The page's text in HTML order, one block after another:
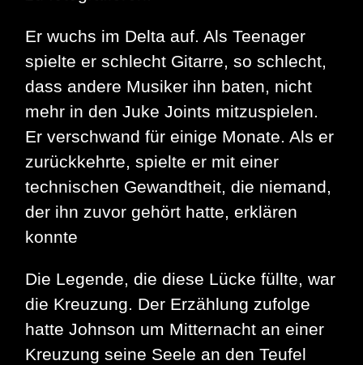
Er wuchs im Delta auf. Als Teenager
spielte er schlecht Gitarre, so schlecht,
dass andere Musiker ihn baten, nicht
mehr in den Juke Joints mitzuspielen.
Er verschwand für einige Monate. Als er
zurückkehrte, spielte er mit einer
technischen Gewandtheit, die niemand,
der ihn zuvor gehört hatte, erklären
konnte
Die Legende, die diese Lücke füllte, war
die Kreuzung. Der Erzählung zufolge
hatte Johnson um Mitternacht an einer
Kreuzung seine Seele an den Teufel